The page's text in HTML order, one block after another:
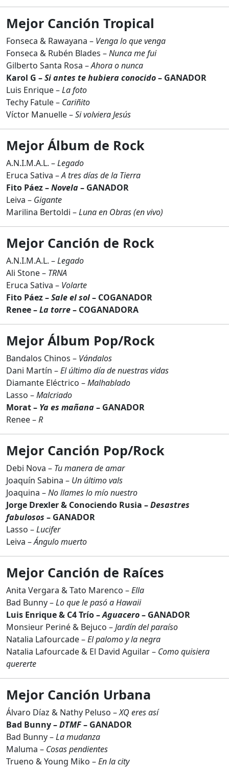
Mejor Canción Tropical
Fonseca & Rawayana – Venga lo que venga
Fonseca & Rubén Blades –Nunca me fui
Gilberto Santa Rosa –Ahora o nunca
Karol G –Si antes te hubiera conocido– GANADOR
Luis Enrique –La foto
Techy Fatule – Cariñito
Víctor Manuelle –Si volviera Jesús
Mejor Álbum de Rock
A.N.I.M.A.L. –Legado
Eruca Sativa –A tres días de la Tierra
Fito Páez –Novela– GANADOR
Leiva – Gigante
Marilina Bertoldi –Luna en Obras (en vivo)
Mejor Canción de Rock
A.N.I.M.A.L. –Legado
Ali Stone – TRNA
Eruca Sativa – Volarte
Fito Páez –Sale el sol– COGANADOR
Renee –La torre– COGANADORA
Mejor Álbum Pop/Rock
Bandalos Chinos – Vándalos
Dani Martín –El último día de nuestras vidas
Diamante Eléctrico –Malhablado
Lasso –Malcriado
Morat – Ya es mañana– GANADOR
Renee –R
Mejor Canción Pop/Rock
Debi Nova – Tu manera de amar
Joaquín Sabina – Un último vals
Joaquina –No llames lo mío nuestro
Jorge Drexler & Conociendo Rusia –Desastres
fabulosos – GANADOR
Lasso –Lucifer
Leiva –Ángulo muerto
Mejor Canción de Raíces
Anita Vergara & Tato Marenco –Ella
Bad Bunny –Lo que le pasó a Hawaii
Luis Enrique & C4 Trío –Aguacero– GANADOR
Monsieur Periné & Bejuco –Jardín del paraíso
Natalia Lafourcade –El palomo y la negra
Natalia Lafourcade & El David Aguilar – Como quisiera
quererte
Mejor Canción Urbana
Álvaro Díaz & Nathy Peluso –XQ eres así
Bad Bunny –DTMF– GANADOR
Bad Bunny –La mudanza
Maluma – Cosas pendientes
Trueno & Young Miko –En la city